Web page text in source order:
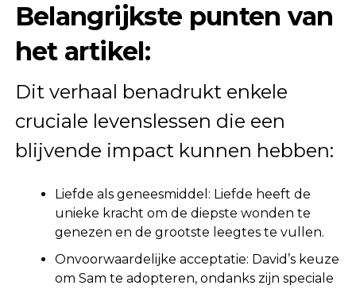
Belangrijkste punten van
het artikel:
Dit verhaal benadrukt enkele
cruciale levenslessen die een
blijvende impact kunnen hebben:
Liefde als geneesmiddel: Liefde heeft de
unieke kracht om de diepste wonden te
genezen en de grootste leegtes te vullen.
Onvoorwaardelijke acceptatie: David’s keuze
om Sam te adopteren, ondanks zijn speciale